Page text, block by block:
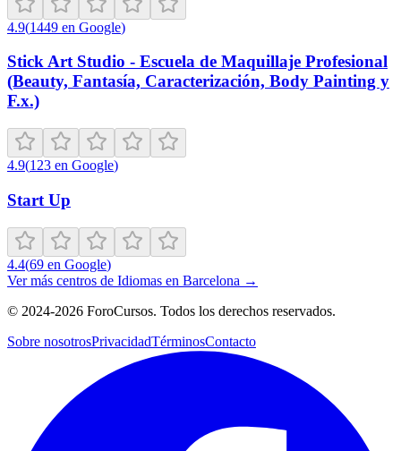
4.9(1449 en Google)
Stick Art Studio - Escuela de Maquillaje Profesional
(Beauty, Fantasía, Caracterización, Body Painting y
F.x.)
4.9(123 en Google)
Start Up
4.4(69 en Google)
Ver más centros de Idiomas en Barcelona →
© 2024-2026 ForoCursos. Todos los derechos reservados.
Sobre nosotrosPrivacidadTérminosContacto